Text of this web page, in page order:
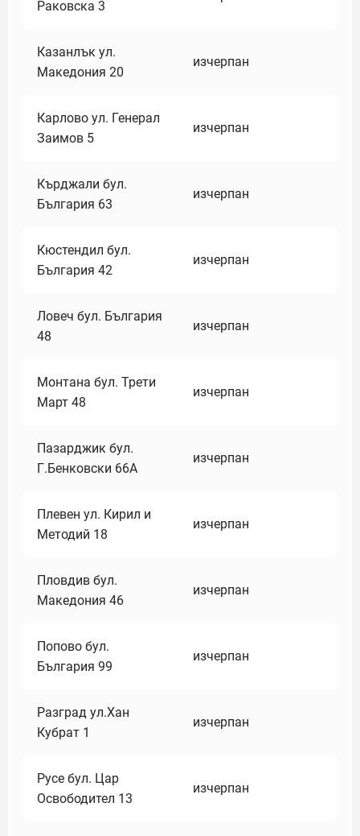
Раковска 3
Казанлък ул.
Македония 20
изчерпан
Карлово ул. Генерал
Заимов 5
изчерпан
Кърджали бул.
България 63
изчерпан
Кюстендил бул.
България 42
изчерпан
Ловеч бул. България
48
изчерпан
Монтана бул. Трети
Март 48
изчерпан
Пазарджик бул.
Г.Бенковски 66А
изчерпан
Плевен ул. Кирил и
Методий 18
изчерпан
Пловдив бул.
Македония 46
изчерпан
Попово бул.
България 99
изчерпан
Разград ул.Хан
Кубрат 1
изчерпан
Русе бул. Цар
Освободител 13
изчерпан